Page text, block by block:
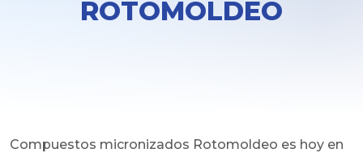
ROTOMOLDEO
Compuestos micronizados Rotomoldeo es hoy en